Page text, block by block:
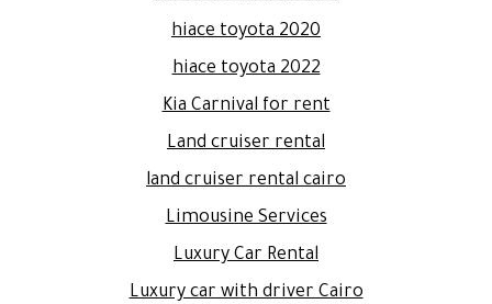
hiace toyota 2020
hiace toyota 2022
Kia Carnival for rent
Land cruiser rental
land cruiser rental cairo
Limousine Services
Luxury Car Rental
Luxury car with driver Cairo